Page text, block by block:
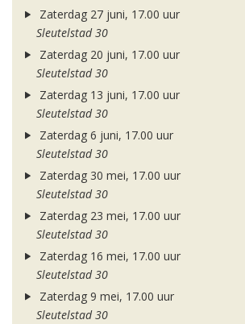
Zaterdag 27 juni, 17.00 uur
Sleutelstad 30
Zaterdag 20 juni, 17.00 uur
Sleutelstad 30
Zaterdag 13 juni, 17.00 uur
Sleutelstad 30
Zaterdag 6 juni, 17.00 uur
Sleutelstad 30
Zaterdag 30 mei, 17.00 uur
Sleutelstad 30
Zaterdag 23 mei, 17.00 uur
Sleutelstad 30
Zaterdag 16 mei, 17.00 uur
Sleutelstad 30
Zaterdag 9 mei, 17.00 uur
Sleutelstad 30